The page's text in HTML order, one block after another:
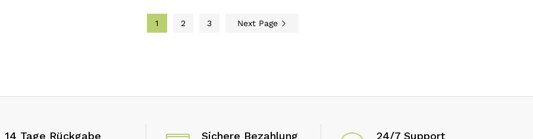
1 2 3 Next Page
14 Tage Rückgabe Sichere Bezahlung 24/7 Support